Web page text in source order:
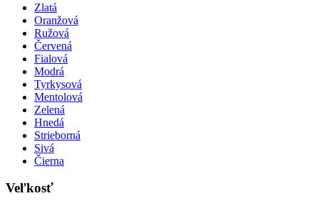
Zlatá
Oranžová
Ružová
Červená
Fialová
Modrá
Tyrkysová
Mentolová
Zelená
Hnedá
Strieborná
Sivá
Čierna
Veľkosť